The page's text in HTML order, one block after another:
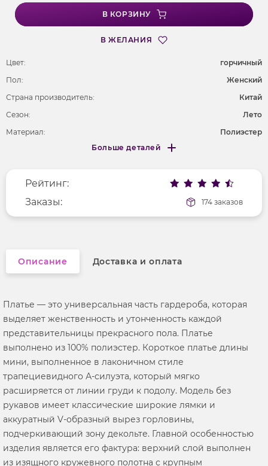
В КОРЗИНУ
В ЖЕЛАНИЯ
Цвет:
горчичный
Пол:
Женский
Страна производитель:
Китай
Сезон:
Лето
Материал:
Полиэстер
Фактура материала
трикотажный
Длина рукава
без рукавов
Вырез горловины
v-образный
Больше деталей
Меньше деталей
Рейтинг:
Заказы:
174 заказов
Описание Доставка и оплата
Платье — это универсальная часть гардероба, которая
выделяет женственность и утонченность каждой
представительницы прекрасного пола. Платье
выполнено из 100% полиэстер. Короткое платье длины
мини, выполненное в лаконичном стиле
трапециевидного А-силуэта, который мягко
расширяется от линии груди к подолу. Модель без
рукавов имеет классические широкие лямки и
аккуратный V-образный вырез горловины,
подчеркивающий зону декольте. Главной особенностью
изделия является его фактура: верхний слой выполнен
из изящного кружевного полотна с крупным